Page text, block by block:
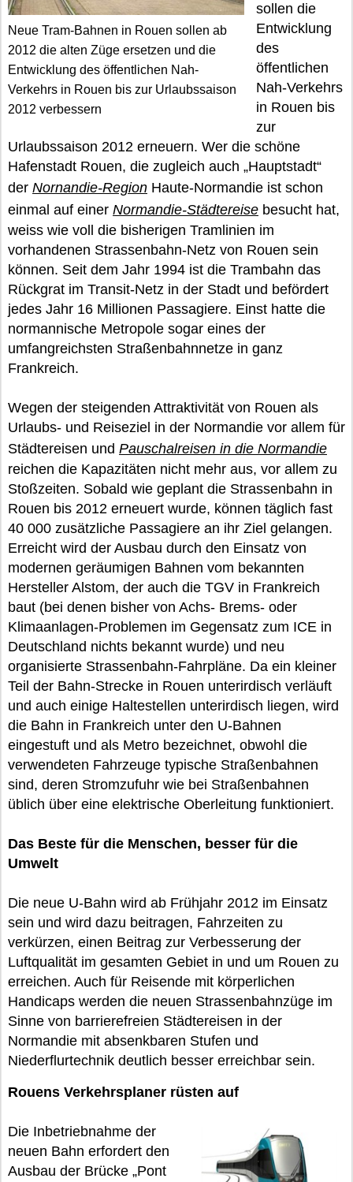
Neue Tram-Bahnen in Rouen sollen ab
2012 die alten Züge ersetzen und die
Entwicklung des öffentlichen Nah-
Verkehrs in Rouen bis zur Urlaubssaison
2012 verbessern
sollen die
Entwicklung
des
öffentlichen
Nah-Verkehrs
in Rouen bis
zur
Urlaubssaison 2012 erneuern. Wer die schöne
Hafenstadt Rouen, die zugleich auch „Hauptstadt“
der Nornandie-Region Haute-Normandie ist schon
einmal auf einer Normandie-Städtereise besucht hat,
weiss wie voll die bisherigen Tramlinien im
vorhandenen Strassenbahn-Netz von Rouen sein
können. Seit dem Jahr 1994 ist die Trambahn das
Rückgrat im Transit-Netz in der Stadt und befördert
jedes Jahr 16 Millionen Passagiere. Einst hatte die
normannische Metropole sogar eines der
umfangreichsten Straßenbahnnetze in ganz
Frankreich.
Wegen der steigenden Attraktivität von Rouen als
Urlaubs- und Reiseziel in der Normandie vor allem für
Städtereisen und Pauschalreisen in die Normandie
reichen die Kapazitäten nicht mehr aus, vor allem zu
Stoßzeiten. Sobald wie geplant die Strassenbahn in
Rouen bis 2012 erneuert wurde, können täglich fast
40 000 zusätzliche Passagiere an ihr Ziel gelangen.
Erreicht wird der Ausbau durch den Einsatz von
modernen geräumigen Bahnen vom bekannten
Hersteller Alstom, der auch die TGV in Frankreich
baut (bei denen bisher von Achs- Brems- oder
Klimaanlagen-Problemen im Gegensatz zum ICE in
Deutschland nichts bekannt wurde) und neu
organisierte Strassenbahn-Fahrpläne. Da ein kleiner
Teil der Bahn-Strecke in Rouen unterirdisch verläuft
und auch einige Haltestellen unterirdisch liegen, wird
die Bahn in Frankreich unter den U-Bahnen
eingestuft und als Metro bezeichnet, obwohl die
verwendeten Fahrzeuge typische Straßenbahnen
sind, deren Stromzufuhr wie bei Straßenbahnen
üblich über eine elektrische Oberleitung funktioniert.
Das Beste für die Menschen, besser für die
Umwelt
Die neue U-Bahn wird ab Frühjahr 2012 im Einsatz
sein und wird dazu beitragen, Fahrzeiten zu
verkürzen, einen Beitrag zur Verbesserung der
Luftqualität im gesamten Gebiet in und um Rouen zu
erreichen. Auch für Reisende mit körperlichen
Handicaps werden die neuen Strassenbahnzüge im
Sinne von barrierefreien Städtereisen in der
Normandie mit absenkbaren Stufen und
Niederflurtechnik deutlich besser erreichbar sein.
Rouens Verkehrsplaner rüsten auf
Die Inbetriebnahme der
neuen Bahn erfordert den
Ausbau der Brücke „Pont